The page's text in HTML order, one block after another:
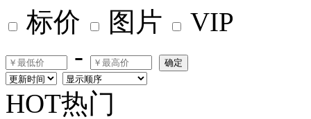
标价
图片
VIP
-
确定
HOT热门